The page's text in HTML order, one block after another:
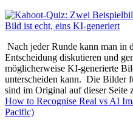
Nach jeder Runde kann man in
Entscheidung diskutieren und
möglicherweise KI-generierte
unterscheiden kann. Die Bilder
sind im Original auf dieser Seite
How to Recognise Real vs AI
Pacific)